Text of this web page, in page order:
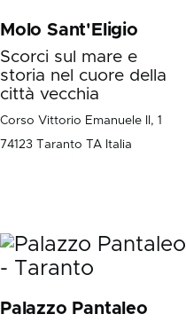
Molo Sant'Eligio
Scorci sul mare e
storia nel cuore della
città vecchia
Corso Vittorio Emanuele II, 1
74123 Taranto TA Italia
Palazzo Pantaleo